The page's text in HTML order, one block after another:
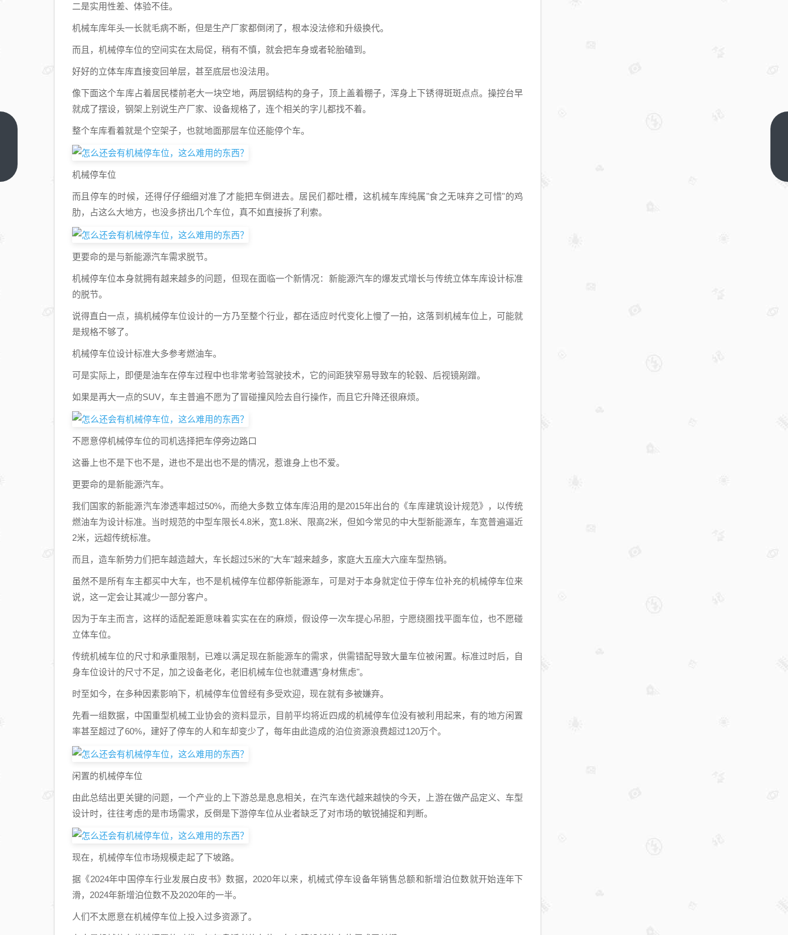
二是实用性差、体验不佳。
机械车库年头一长就毛病不断，但是生产厂家都倒闭了，根本没法修和升级换代。
而且，机械停车位的空间实在太局促，稍有不慎，就会把车身或者轮胎磕到。
好好的立体车库直接变回单层，甚至底层也没法用。
像下面这个车库占着居民楼前老大一块空地，两层钢结构的身子，顶上盖着棚子，浑身上下锈得斑斑点点。操控台早
就成了摆设，钢架上别说生产厂家、设备规格了，连个相关的字儿都找不着。
整个车库看着就是个空架子，也就地面那层车位还能停个车。
机械停车位
而且停车的时候，还得仔仔细细对准了才能把车倒进去。居民们都吐槽，这机械车库纯属"食之无味弃之可惜"的鸡
肋，占这么大地方，也没多挤出几个车位，真不如直接拆了利索。
更要命的是与新能源汽车需求脱节。
机械停车位本身就拥有越来越多的问题，但现在面临一个新情况：新能源汽车的爆发式增长与传统立体车库设计标准
的脱节。
说得直白一点，搞机械停车位设计的一方乃至整个行业，都在适应时代变化上慢了一拍，这落到机械车位上，可能就
是规格不够了。
机械停车位设计标准大多参考燃油车。
可是实际上，即便是油车在停车过程中也非常考验驾驶技术，它的间距狭窄易导致车的轮毂、后视镜剐蹭。
如果是再大一点的SUV，车主普遍不愿为了冒碰撞风险去自行操作，而且它升降还很麻烦。
不愿意停机械停车位的司机选择把车停旁边路口
这番上也不是下也不是，进也不是出也不是的情况，惹谁身上也不爱。
更要命的是新能源汽车。
我们国家的新能源汽车渗透率超过50%，而绝大多数立体车库沿用的是2015年出台的《车库建筑设计规范》，以传统
燃油车为设计标准。当时规范的中型车限长4.8米，宽1.8米、限高2米，但如今常见的中大型新能源车，车宽普遍逼近
2米，远超传统标准。
而且，造车新势力们把车越造越大，车长超过5米的"大车"越来越多，家庭大五座大六座车型热销。
虽然不是所有车主都买中大车，也不是机械停车位都停新能源车，可是对于本身就定位于停车位补充的机械停车位来
说，这一定会让其减少一部分客户。
因为于车主而言，这样的适配差距意味着实实在在的麻烦，假设停一次车提心吊胆，宁愿绕圈找平面车位，也不愿碰
立体车位。
传统机械车位的尺寸和承重限制，已难以满足现在新能源车的需求，供需错配导致大量车位被闲置。标准过时后，自
身车位设计的尺寸不足，加之设备老化，老旧机械车位也就遭遇"身材焦虑"。
时至如今，在多种因素影响下，机械停车位曾经有多受欢迎，现在就有多被嫌弃。
先看一组数据，中国重型机械工业协会的资料显示，目前平均将近四成的机械停车位没有被利用起来，有的地方闲置
率甚至超过了60%，建好了停车的人和车却变少了，每年由此造成的泊位资源浪费超过120万个。
闲置的机械停车位
由此总结出更关键的问题，一个产业的上下游总是息息相关，在汽车迭代越来越快的今天，上游在做产品定义、车型
设计时，往往考虑的是市场需求，反倒是下游停车位从业者缺乏了对市场的敏锐捕捉和判断。
现在，机械停车位市场规模走起了下坡路。
据《2024年中国停车行业发展白皮书》数据，2020年以来，机械式停车设备年销售总额和新增泊位数就开始连年下
滑，2024年新增泊位数不及2020年的一半。
人们不太愿意在机械停车位上投入过多资源了。